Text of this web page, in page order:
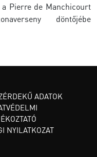
Pierre de Manchicourt
döntőjébe
ADATOK
NYILATKOZAT